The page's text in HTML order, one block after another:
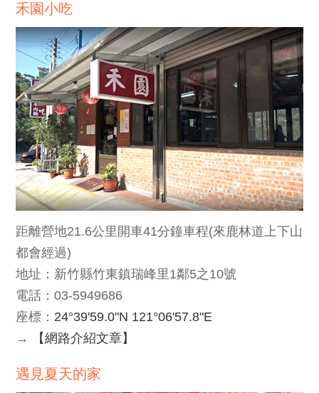
禾園小吃
距離營地21.6公里開車41分鐘車程(來鹿林道上下山
都會經過)
地址：新竹縣竹東鎮瑞峰里1鄰5之10號
電話：03-5949686
座標： 24°39'59.0"N 121°06'57.8"E
→
【網路介紹文章】
遇見夏天的家